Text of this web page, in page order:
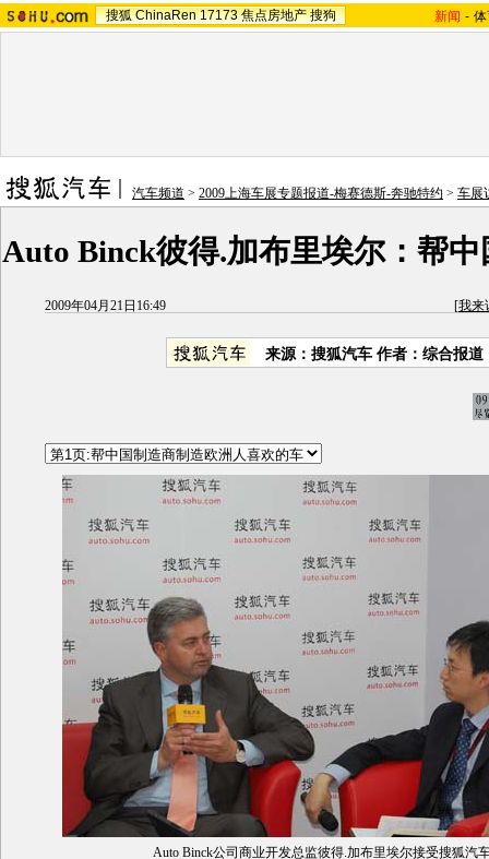
搜狐 ChinaRen 17173 焦点房地产 搜狗 新闻 -
汽车频道 > 2009上海车展专题报道-梅赛德斯-奔驰特约 > 车展
Auto Binck彼得.加布里埃尔：帮
2009年04月21日16:49 [我来
来源：搜狐汽车 作者：综合报道
Auto Binck公司商业开发总监彼得.加布里埃尔接受搜狐汽